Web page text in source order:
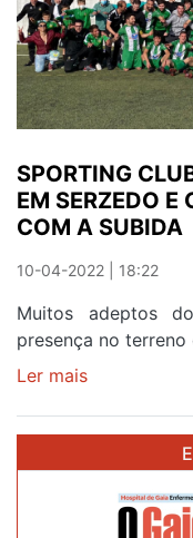
SPORTING
EM SERZEDO
COM A SUBIDA
10-04-2022 | 18:22
Muitos adeptos
presença no
Ler mais
CLUBE
VENCE